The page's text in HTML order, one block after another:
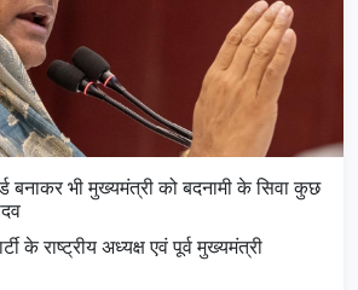
बनाकर भी मुख्यमंत्री को बदनामी के सिवा कुछ
के राष्ट्रीय अध्यक्ष एवं पूर्व मुख्यमंत्री